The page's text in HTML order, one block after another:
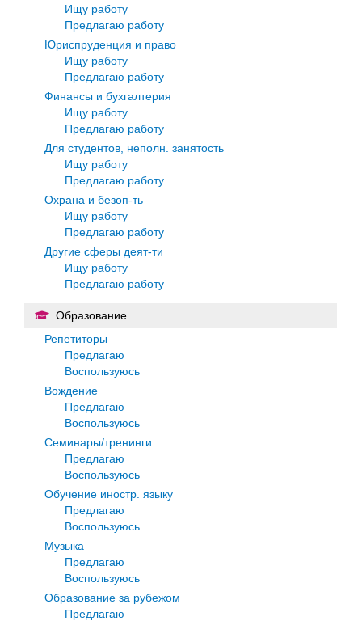
Ищу работу
Предлагаю работу
Юриспруденция и право
Ищу работу
Предлагаю работу
Финансы и бухгалтерия
Ищу работу
Предлагаю работу
Для студентов, неполн. занятость
Ищу работу
Предлагаю работу
Охрана и безоп-ть
Ищу работу
Предлагаю работу
Другие сферы деят-ти
Ищу работу
Предлагаю работу
Образование
Репетиторы
Предлагаю
Воспользуюсь
Вождение
Предлагаю
Воспользуюсь
Семинары/тренинги
Предлагаю
Воспользуюсь
Обучение иностр. языку
Предлагаю
Воспользуюсь
Музыка
Предлагаю
Воспользуюсь
Образование за рубежом
Предлагаю